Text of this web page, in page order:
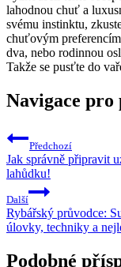
lahodnou chuť a
svému instinktu,
chuťovým
dva, nebo rodinnou
Takže se pusťte do
Navigace pro
Předchozí
Jak správně připravit
lahůdku!
Další
Rybářský průvodce:
úlovky, techniky a
Podobné